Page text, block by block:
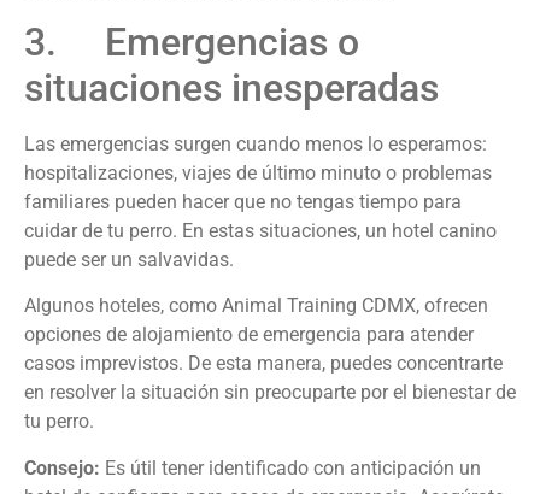
3. Emergencias o
situaciones inesperadas
Las emergencias surgen cuando menos lo esperamos:
hospitalizaciones, viajes de último minuto o problemas
familiares pueden hacer que no tengas tiempo para
cuidar de tu perro. En estas situaciones, un hotel canino
puede ser un salvavidas.
Algunos hoteles, como Animal Training CDMX, ofrecen
opciones de alojamiento de emergencia para atender
casos imprevistos. De esta manera, puedes concentrarte
en resolver la situación sin preocuparte por el bienestar de
tu perro.
Consejo: Es útil tener identificado con anticipación un